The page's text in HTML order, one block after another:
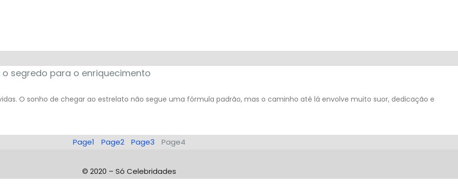
segredo para o enriquecimento
O sonho de chegar ao estrelato não segue uma fórmula padrão, mas o caminho até lá envolve muito suor, dedicação e
Page1 Page2 Page3 Page4
© 2020 – Só Celebridades